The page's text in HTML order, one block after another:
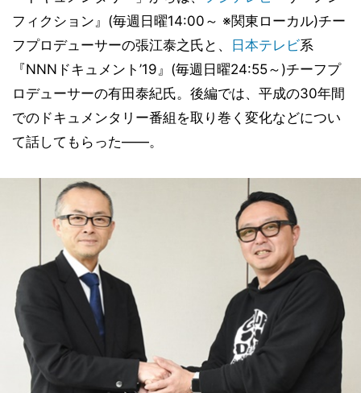
フィクション』(毎週日曜14:00～ ※関東ローカル)チー
フプロデューサーの張江泰之氏と、
日本テレビ系
『NNNドキュメント’19』(毎週日曜24:55～)チーフプ
ロデューサーの有田泰紀氏。後編では、平成の30年間
でのドキュメンタリー番組を取り巻く変化などについ
て話してもらった――。